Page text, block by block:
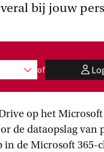
bij jouw
toon opties
of user
op het
de dataopslag van
de Microsoft 365-